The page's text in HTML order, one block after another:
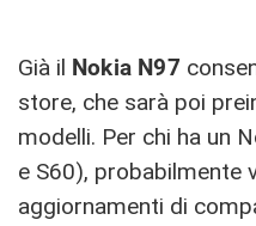
Già il Nokia N97
store, che sarà poi
modelli. Per chi ha un
e S60), probabilmente
aggiornamenti di